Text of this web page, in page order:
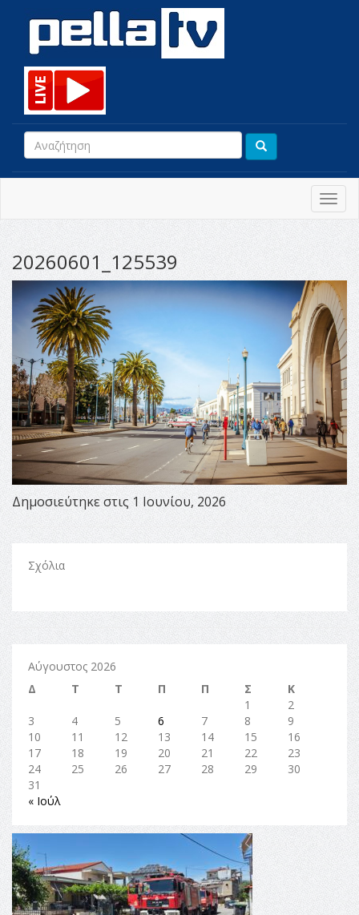
20260601_125539
Δημοσιεύτηκε στις 1 Ιουνίου, 2026
Σχόλια
Αύγουστος 2026
Δ
Τ Τ Π Π Σ
Κ
1
2
3
4 5 6 7 8
9
10
11 12 13 14 15
16
17
18 19 20 21 22
23
24
25 26 27 28 29
30
31
« Ιούλ